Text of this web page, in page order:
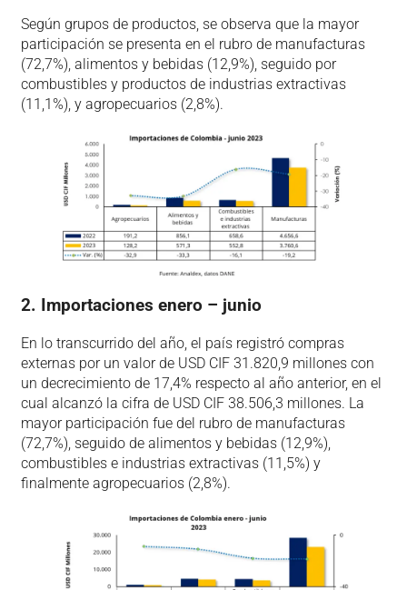
Según grupos de productos, se observa que la mayor
participación se presenta en el rubro de manufacturas
(72,7%), alimentos y bebidas (12,9%), seguido por
combustibles y productos de industrias extractivas
(11,1%), y agropecuarios (2,8%).
2. Importaciones enero – junio
En lo transcurrido del año, el país registró compras
externas por un valor de USD CIF 31.820,9 millones con
un decrecimiento de 17,4% respecto al año anterior, en el
cual alcanzó la cifra de USD CIF 38.506,3 millones. La
mayor participación fue del rubro de manufacturas
(72,7%), seguido de alimentos y bebidas (12,9%),
combustibles e industrias extractivas (11,5%) y
finalmente agropecuarios (2,8%).